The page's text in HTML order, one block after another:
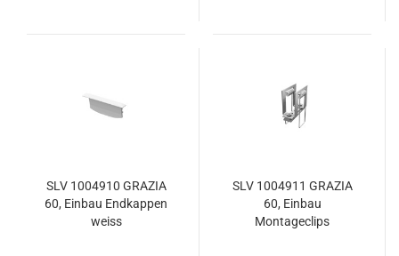
SLV 1004910 GRAZIA
60, Einbau Endkappen
weiss
SLV 1004911 GRAZIA
60, Einbau
Montageclips